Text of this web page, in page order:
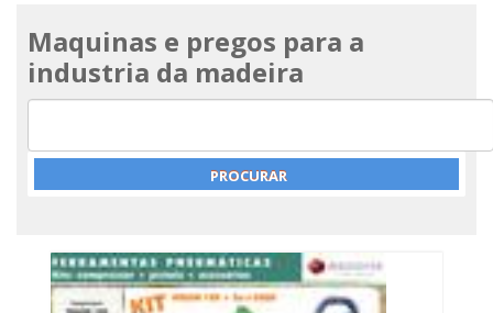
Maquinas e pregos para a
industria da madeira